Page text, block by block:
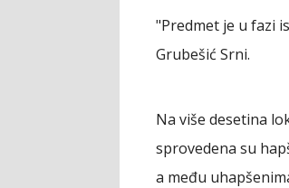
"Predmet je u fazi
Grubešić Srni.
Na više desetina
sprovedena su
a među